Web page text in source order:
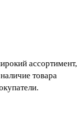
ассортимент,
товара